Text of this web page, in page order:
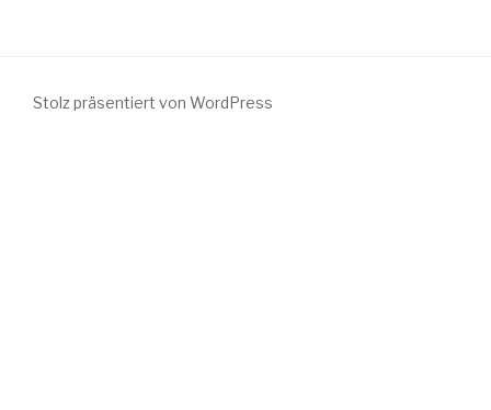
Stolz präsentiert von WordPress